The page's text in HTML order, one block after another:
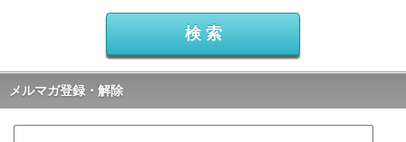
メルマガ登録・解除